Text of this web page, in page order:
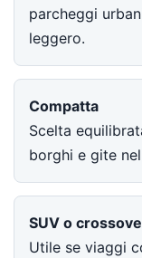
parcheggi
leggero.
Compatta
Scelta
borghi e gite
SUV o
Utile se viaggi